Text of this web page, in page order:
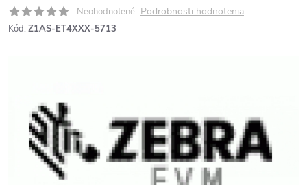
Neohodnotené Podrobnosti hodnotenia
Kód: Z1AS-ET4XXX-5713